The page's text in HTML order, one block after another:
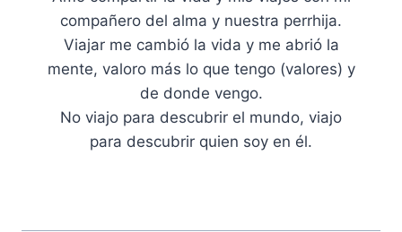
compañero del alma y nuestra perrhija.
Viajar me cambió la vida y me abrió la
mente, valoro más lo que tengo (valores) y
de donde vengo.
No viajo para descubrir el mundo, viajo
para descubrir quien soy en él.